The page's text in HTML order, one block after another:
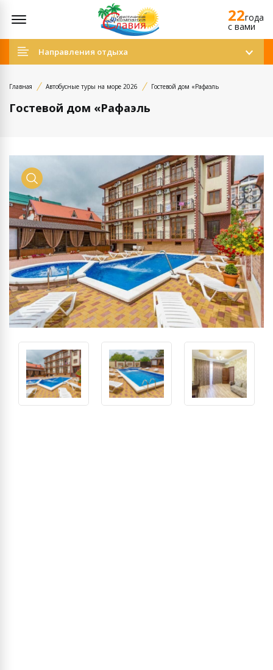
22года
c вами
Направления отдыха
Главная Автобусные туры на море 2026 Гостевой дом «Рафаэль
Гостевой дом «Рафаэль
Просмотр